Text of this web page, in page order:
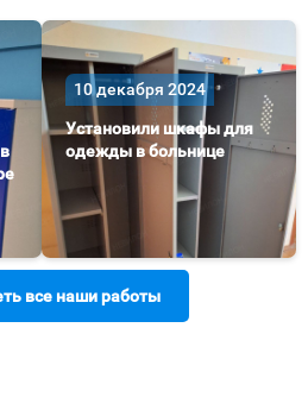
10 декабря 2024
Установили шкафы для
одежды в больнице
все наши работы